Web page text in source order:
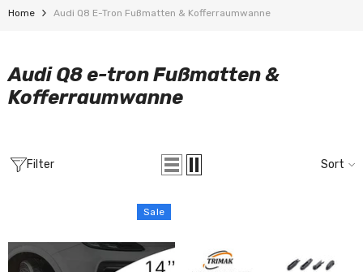
Home Audi Q8 E-Tron Fußmatten & Kofferraumwanne
Audi Q8 e-tron Fußmatten &
Kofferraumwanne
Filter Sort
Sale